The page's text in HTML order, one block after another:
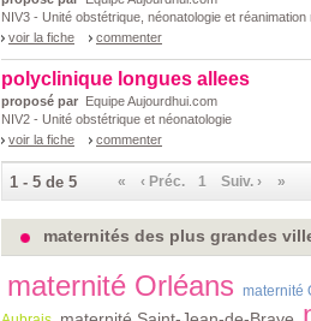
NIV3 - Unité obstétrique, néonatologie et réanimation
voir la fiche
commenter
polyclinique longues allees
proposé par Equipe Aujourdhui.com
NIV2 - Unité obstétrique et néonatologie
voir la fiche
commenter
1 - 5 de 5 « ‹ Préc. 1 Suiv. › »
maternités des plus grandes
maternité Orléans maternité